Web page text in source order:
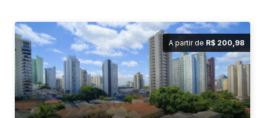
A partir de R$ 200,98